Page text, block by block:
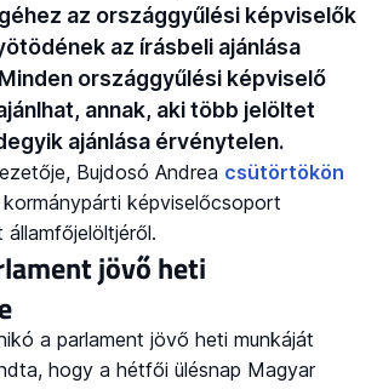
az országgyűlési képviselők
az írásbeli ajánlása
országgyűlési képviselő
annak, aki több jelöltet
ajánlása érvénytelen.
Bujdosó Andrea csütörtökön
képviselőcsoport
jövő heti
a parlament jövő heti munkáját
hogy a hétfői ülésnap Magyar